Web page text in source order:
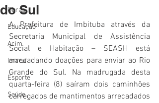
Obras
Educação
Acim
Imaruí
Esporte
Saúde
do Sul
A Prefeitura de Imbituba através da
Secretaria Municipal de Assistência
Social e Habitação – SEASH está
arrecadando doações para enviar ao Rio
Grande do Sul. Na madrugada desta
quarta-feira (8) saíram dois caminhões
carregados de mantimentos arrecadados